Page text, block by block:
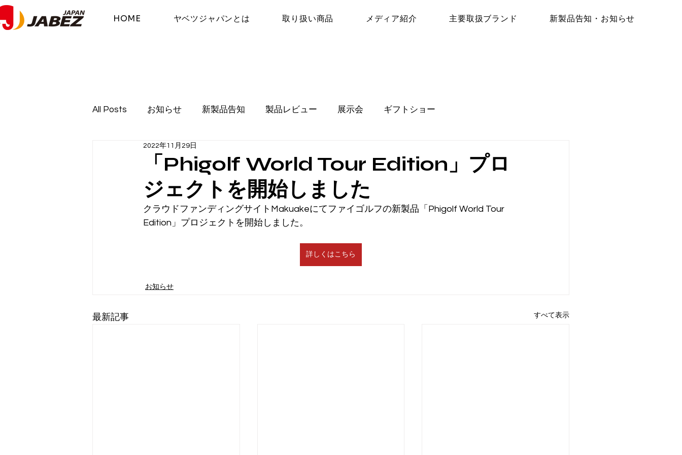
HOME ヤベツジャパンとは 取り扱い商品 メディア紹介 主要取扱ブランド 新製品告知・お知らせ
All Posts お知らせ 新製品告知 製品レビュー 展示会 ギフトショー
「Phigolf World Tour Edition」プロ
ジェクトを開始しました
2022年11月29日
クラウドファンディングサイトMakuakeにてファイゴルフの新製品「Phigolf World Tour
Edition」プロジェクトを開始しました。
詳しくはこちら
お知らせ
最新記事 すべて表示